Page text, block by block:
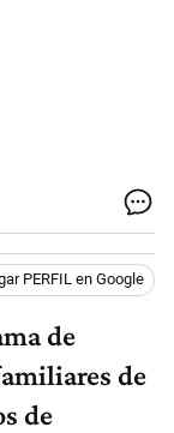
PERFIL en Google
de
de
de